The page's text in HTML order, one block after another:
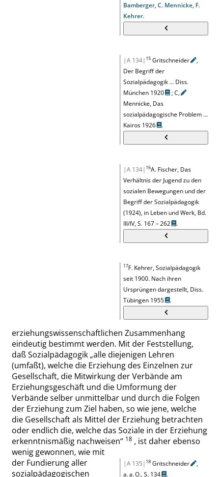
Bamberger,C. Mennicke, F.
Kehrer.
|A 134| 15 Gritschneider
,
Der Begriff der
Sozialpädagogik … Diss.
München 1920
;C,
Mennicke, Das
sozialpädagogische Problem …
Kairos 1926
.
|A 134| 16A. Fischer, Das
Verhältnis der Jugend zu den
sozialen Bewegungen und der
Begriff der Sozialpädagogik
(1924), in Leben und Werk, Bd.
III/IV,S. 167 – 262 .
17F. Kehrer, Sozialpädagogik
seit 1900. Nach ihren
Ursprüngen dargestellt, Diss.
Tübingen 1955
.
erziehungswissenschaftlichen Zusammenhang
eindeutig bestimmt werden. Mit der Feststellung,
daß Sozialpädagogik „alle diejenigen Lehren
(umfaßt), welche die Erziehung des Einzelnen zur
Gesellschaft, die Mitwirkung der Verbände am
Erziehungsgeschäft und die Umformung der
Verbände selber unmittelbar und durch die Folgen
der Erziehung zum Ziel haben, so wie jene, welche
die Gesellschaft als Mittel der Erziehung betrachten
oder endlich die, welche das Soziale in der Erziehung
erkenntnismäßig nachweisen“ 18
|A 135| 18 Gritschneider
,
a. a. O.,S. 134 .
, ist daher ebenso
wenig gewonnen, wie mit
der Fundierung aller
sozialpädagogischen